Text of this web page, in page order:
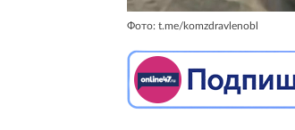
Фото: t.me/komzdravlenobl